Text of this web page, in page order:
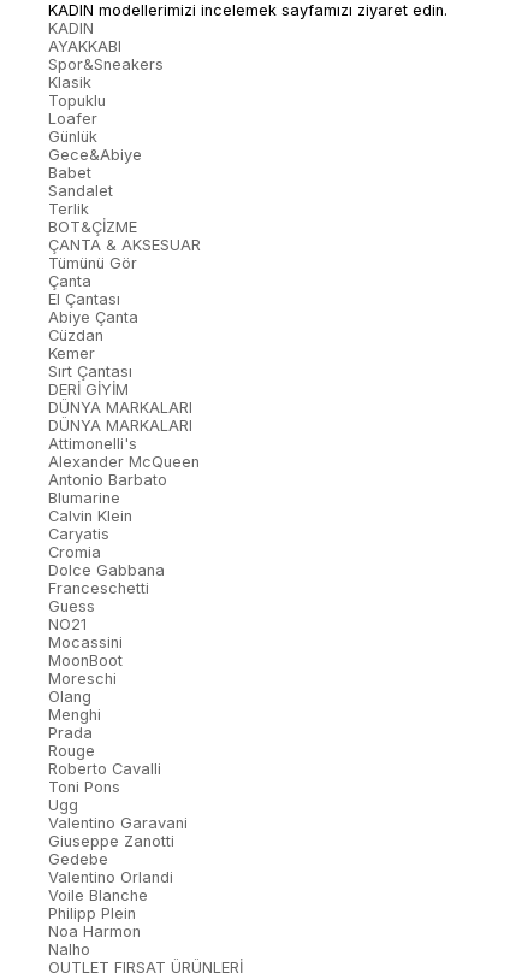
KADIN modellerimizi incelemek sayfamızı ziyaret edin.
KADIN
AYAKKABI
Spor&Sneakers
Klasik
Topuklu
Loafer
Günlük
Gece&Abiye
Babet
Sandalet
Terlik
BOT&ÇİZME
ÇANTA & AKSESUAR
Tümünü Gör
Çanta
El Çantası
Abiye Çanta
Cüzdan
Kemer
Sırt Çantası
DERİ GİYİM
DÜNYA MARKALARI
DÜNYA MARKALARI
Attimonelli's
Alexander McQueen
Antonio Barbato
Blumarine
Calvin Klein
Caryatis
Cromia
Dolce Gabbana
Franceschetti
Guess
NO21
Mocassini
MoonBoot
Moreschi
Olang
Menghi
Prada
Rouge
Roberto Cavalli
Toni Pons
Ugg
Valentino Garavani
Giuseppe Zanotti
Gedebe
Valentino Orlandi
Voile Blanche
Philipp Plein
Noa Harmon
Nalho
OUTLET FIRSAT ÜRÜNLERİ